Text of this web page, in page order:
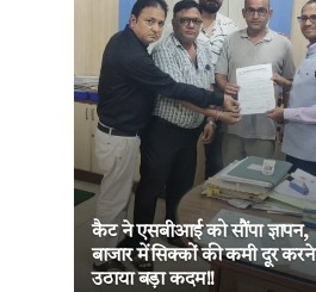
कैट ने एसबीआई को सौंपा ज्ञापन,
बाजार में सिक्कों की कमी दूर करने
उठाया बड़ा कदम!!